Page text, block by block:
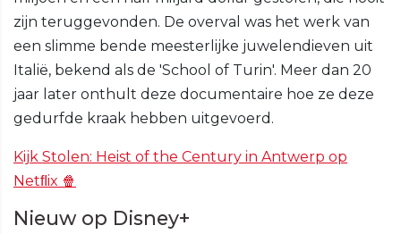
zijn teruggevonden. De overval was het werk van
een slimme bende meesterlijke juwelendieven uit
Italië, bekend als de 'School of Turin'. Meer dan 20
jaar later onthult deze documentaire hoe ze deze
gedurfde kraak hebben uitgevoerd.
Kijk Stolen: Heist of the Century in Antwerp op
Netﬂix 🍿
Nieuw op Disney+